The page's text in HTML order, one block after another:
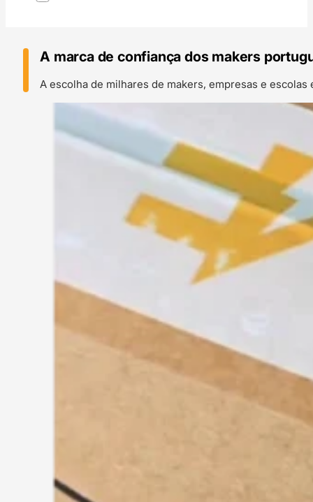
A marca de confiança dos makers
A escolha de milhares de makers, empresas e escolas